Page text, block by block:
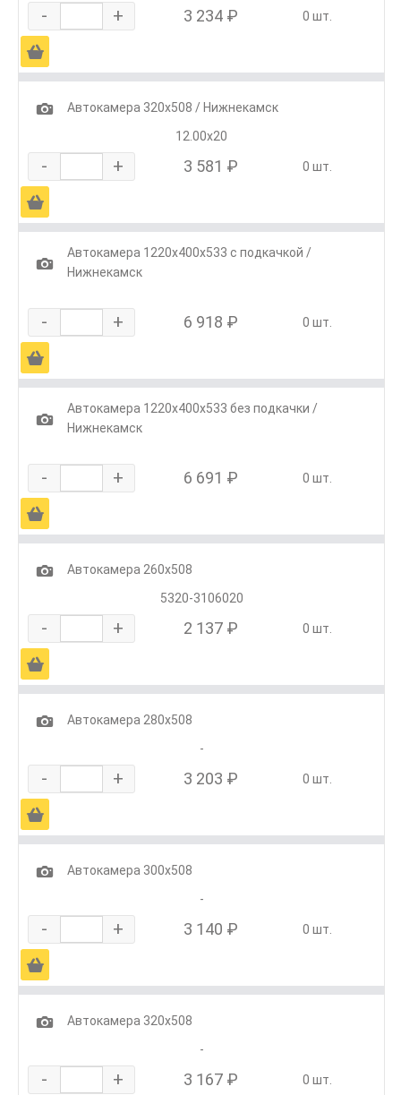
- + 3 234 ₽ 0 шт.
Ä
1
Автокамера 320х508 / Нижнекамск
12.00х20
- + 3 581 ₽ 0 шт.
Ä
1
Автокамера 1220х400х533 с подкачкой /
Нижнекамск
- + 6 918 ₽ 0 шт.
Ä
1
Автокамера 1220х400х533 без подкачки /
Нижнекамск
- + 6 691 ₽ 0 шт.
Ä
1
Автокамера 260х508
5320-3106020
- + 2 137 ₽ 0 шт.
Ä
1
Автокамера 280х508
-
- + 3 203 ₽ 0 шт.
Ä
1
Автокамера 300х508
-
- + 3 140 ₽ 0 шт.
Ä
1
Автокамера 320х508
-
- + 3 167 ₽ 0 шт.